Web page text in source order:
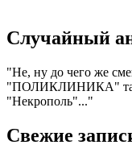
Случайный
Не, ну до чего же
"ПОЛИКЛИНИКА" так
"Некрополь"...
Свежие